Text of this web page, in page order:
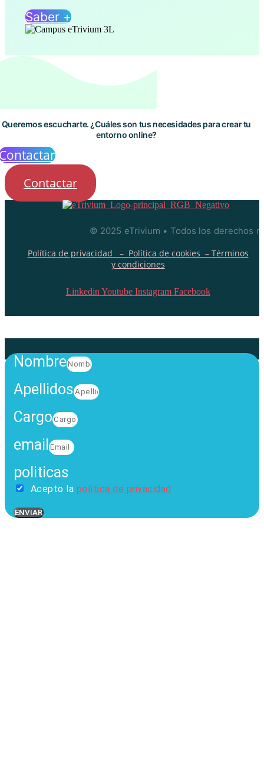
Saber +
Queremos escucharte. ¿Cuáles son tus necesidades para crear tu
entorno online?
Contactar
© 2025 eTrivium • Todos los derechos
Política de privacidad – Política de cookies – Términos
y condiciones
Linkedin Youtube Instagram Facebook
Nombre
Apellidos
Cargo
email
politicas
Acepto la política de privacidad
ENVIAR